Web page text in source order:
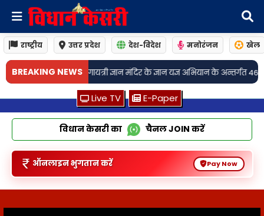
राष्ट्रीय उत्तर प्रदेश देश-विदेश मनोरंजन खेल
BREAKING NEWS
के ज्ञान यज्ञ अभियान के अन्तर्गत 469वाँ युगऋषि वाङ्मय की स्थापना सम्पन्न!
Live TV E-Paper
विधान केसरी का चैनलJOIN करें
ऑनलाइन भुगतान करें Pay Now